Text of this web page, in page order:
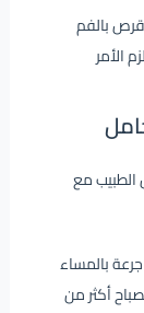
أما للوقاية من الغثيان أو القيء خلال السفر: 1-2 قرص بالفم
الطبيب مع
بالمساء
أكثر من